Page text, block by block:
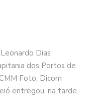
Dias
dos Portos de
Foto: Dicom
entregou, na tarde